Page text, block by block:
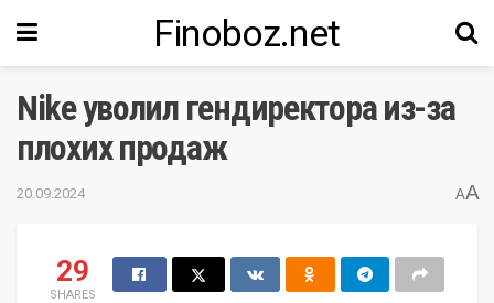
Finoboz.net
Nike уволил гендиректора из-за
плохих продаж
20.09.2024 AA
29
SHARES